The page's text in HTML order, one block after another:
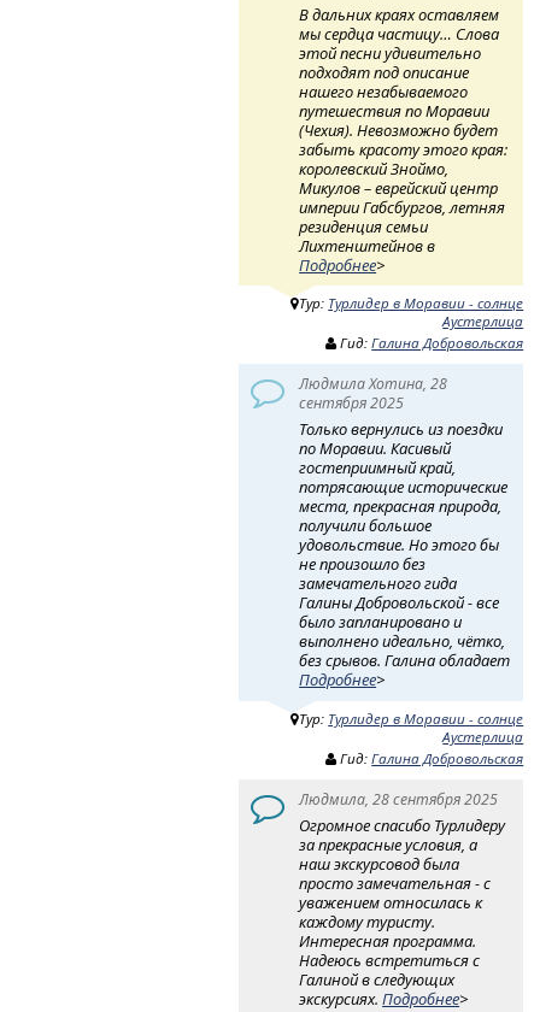
В дальних краях оставляем
мы сердца частицу… Слова
этой песни удивительно
подходят под описание
нашего незабываемого
путешествия по Моравии
(Чехия). Невозможно будет
забыть красоту этого края:
королевский Зноймо,
Микулов – еврейский центр
империи Габсбургов, летняя
резиденция семьи
Лихтенштейнов в
Подробнее>
Тур: Турлидер в Моравии - солнце
Аустерлица
Гид:Галина Добровольская
Людмила Хотина, 28
сентября 2025
Только вернулись из поездки
по Моравии. Касивый
гостеприимный край,
потрясающие исторические
места, прекрасная природа,
получили большое
удовольствие. Но этого бы
не произошло без
замечательного гида
Галины Добровольской - все
было запланировано и
выполнено идеально, чётко,
без срывов. Галина обладает
Подробнее>
Тур: Турлидер в Моравии - солнце
Аустерлица
Гид:Галина Добровольская
Людмила, 28 сентября 2025
Огромное спасибо Турлидеру
за прекрасные условия, а
наш экскурсовод была
просто замечательная - с
уважением относилась к
каждому туристу.
Интересная программа.
Надеюсь встретиться с
Галиной в следующих
экскурсиях.Подробнее>